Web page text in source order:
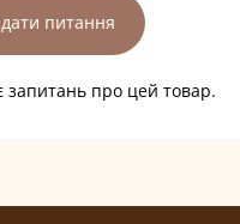
питання
запитань про цей товар.